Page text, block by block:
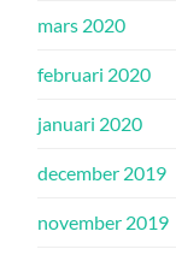
mars 2020
februari 2020
januari 2020
december 2019
november 2019